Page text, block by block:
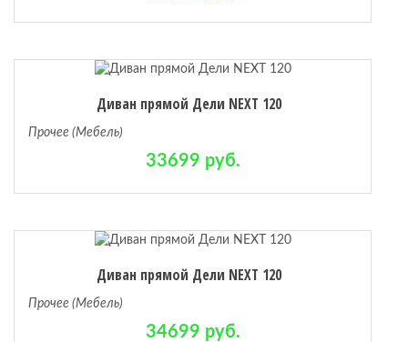
Диван прямой Дели NEXT 120
Прочее (Мебель)
33699 руб.
Диван прямой Дели NEXT 120
Прочее (Мебель)
34699 руб.